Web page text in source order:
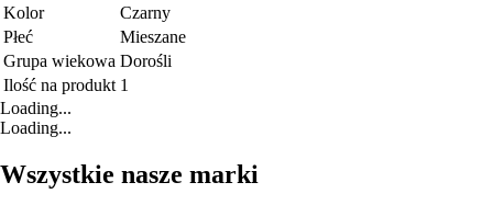
Kolor
Czarny
Płeć
Mieszane
Grupa wiekowa Dorośli
Ilość na produkt 1
Loading...
Loading...
Wszystkie nasze marki